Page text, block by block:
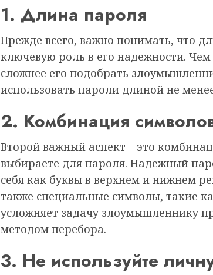
1. Длина пароля
Прежде всего, важно понимать, что
ключевую роль в его надежности.
сложнее его подобрать
использовать пароли длиной не
2. Комбинация
Второй важный аспект – это
выбираете для пароля. Надежный
себя как буквы в верхнем и нижнем
также специальные символы, такие
усложняет задачу злоумышленнику
методом перебора.
3. Не используйте